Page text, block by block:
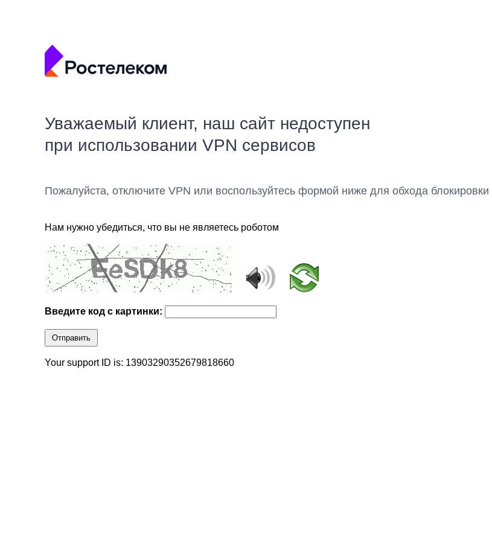
Уважаемый клиент, наш сайт недоступен
при использовании VPN сервисов
Пожалуйста, отключите VPN или воспользуйтесь формой ниже для обхода блокировки
Нам нужно убедиться, что вы не являетесь роботом
Введите код с картинки:
Отправить
Your support ID is: 13903290352679818660